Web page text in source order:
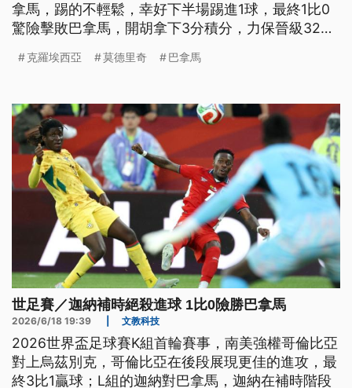
拿馬，踢的不輕鬆，幸好下半場踢進1球，最終1比0
驚險擊敗巴拿馬，開胡拿下3分積分，力保晉級32強
克羅埃西亞 莫德里奇 巴拿馬
世足賽／迦納補時絕殺進球 1比0險勝巴拿馬
2026/6/18 19:39 文教科技
2026世界盃足球賽K組首輪賽事，南美強權哥倫比亞
對上烏茲別克，哥倫比亞在後段展現更佳的進攻，最
終3比1贏球；L組的迦納對巴拿馬，迦納在補時階段